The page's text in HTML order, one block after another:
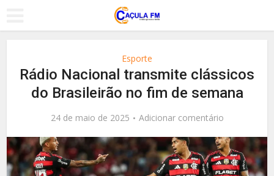
Esporte
Rádio Nacional transmite clássicos
do Brasileirão no fim de semana
24 de maio de 2025 Adicionar comentário